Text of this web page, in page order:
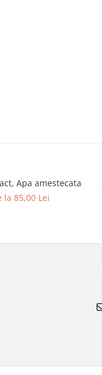
Apa amestecata
la 85,00 Lei